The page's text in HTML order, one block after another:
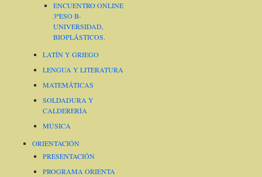
ENCUENTRO ONLINE
3ºESO B-
UNIVERSIDAD,
BIOPLÁSTICOS.
LATÍN Y GRIEGO
LENGUA Y LITERATURA
MATEMÁTICAS
SOLDADURA Y
CALDERERÍA
MÚSICA
ORIENTACIÓN
PRESENTACIÓN
PROGRAMA ORIENTA